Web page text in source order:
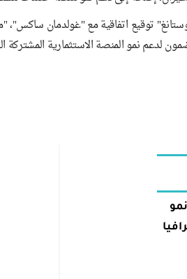
توقيع اتفاقية مع "غولدمان
لدعم نمو المنصة الاستثمارية المشتركة